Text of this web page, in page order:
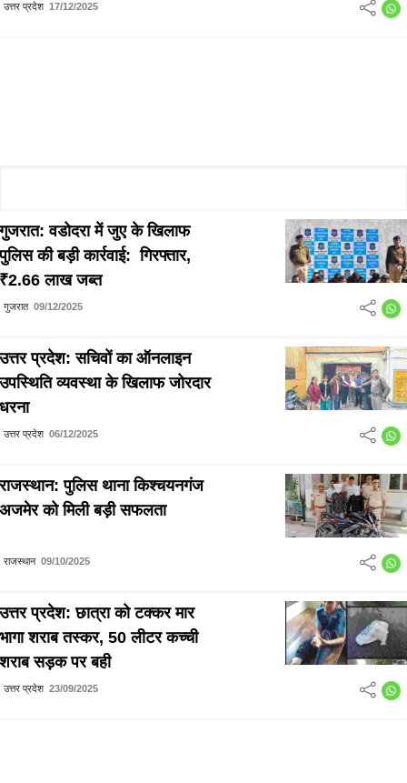
हेतु जिला स्तरीय समिति की बैठक
उत्तर प्रदेश 17/12/2025
गुजरात: वडोदरा में जुए के खिलाफ
पुलिस की बड़ी कार्रवाई: गिरफ्तार,
₹2.66 लाख जब्त
गुजरात 09/12/2025
उत्तर प्रदेश: सचिवों का ऑनलाइन
उपस्थिति व्यवस्था के खिलाफ जोरदार
धरना
उत्तर प्रदेश 06/12/2025
राजस्थान: पुलिस थाना किश्चयनगंज
अजमेर को मिली बड़ी सफलता
राजस्थान 09/10/2025
उत्तर प्रदेश: छात्रा को टक्कर मार
भागा शराब तस्कर, 50 लीटर कच्ची
शराब सड़क पर बही
उत्तर प्रदेश 23/09/2025